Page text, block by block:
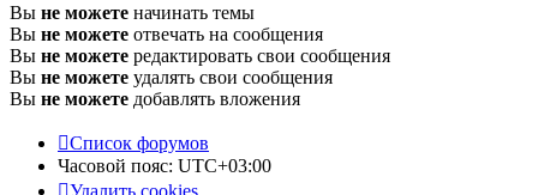
Вы не можете начинать темы
Вы не можете отвечать на сообщения
Вы не можете редактировать свои сообщения
Вы не можете удалять свои сообщения
Вы не можете добавлять вложения
Список форумов
Часовой пояс: UTC+03:00
Удалить cookies